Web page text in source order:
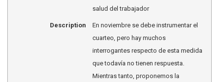
salud del trabajador
Description
En noviembre se debe instrumentar el
cuarteo, pero hay muchos
interrogantes respecto de esta medida
que todavía no tienen respuesta.
Mientras tanto, proponemos la